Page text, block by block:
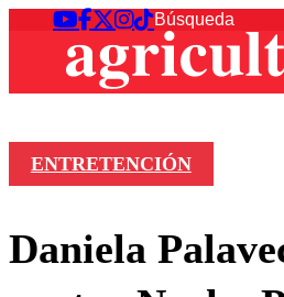
ENTRETENCIÓN
Daniela